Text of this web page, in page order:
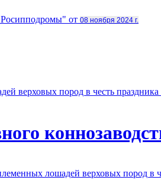
от 08 ноября 2024 г.
верховых пород в честь
лошадей верховых пород в